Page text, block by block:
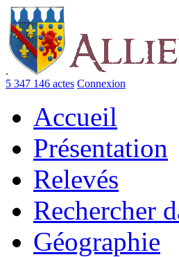
.
5 347 146 actes Connexion
Accueil
Présentation
Relevés
Rechercher
Géographie